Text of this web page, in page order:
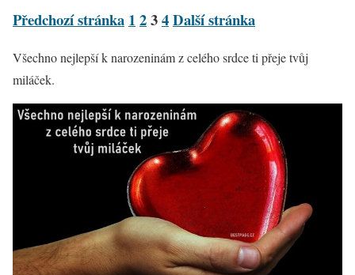
Předchozí stránka 1234Další stránka
Všechno nejlepší k narozeninám z celého srdce ti přeje tvůj
miláček.